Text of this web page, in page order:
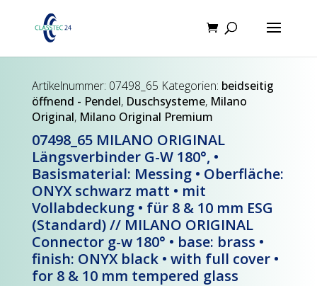
Products
Artikelnummer: 07498_65 Kategorien: beidseitig
öffnend - Pendel, Duschsysteme, Milano
Original, Milano Original Premium
07498_65 MILANO ORIGINAL
Längsverbinder G-W 180°, •
Basismaterial: Messing • Oberfläche:
ONYX schwarz matt • mit
Vollabdeckung • für 8 & 10 mm ESG
(Standard) // MILANO ORIGINAL
Connector g-w 180° • base: brass •
finish: ONYX black • with full cover •
for 8 & 10 mm tempered glass